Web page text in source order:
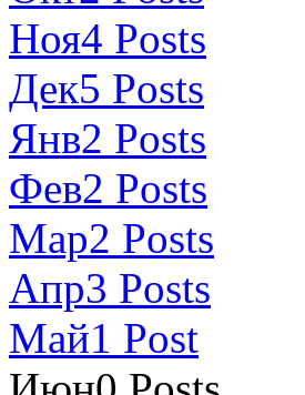
Ноя4 Posts
Дек5 Posts
Янв2 Posts
Фев2 Posts
Мар2 Posts
Апр3 Posts
Май1 Post